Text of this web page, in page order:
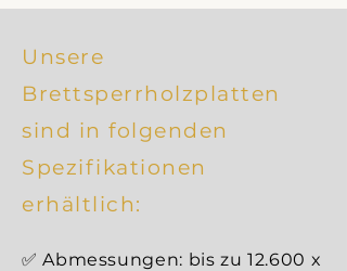
Unsere
Brettsperrholzplatten
sind in folgenden
Spezifikationen
erhältlich:
✅ Abmessungen: bis zu 12.600 x